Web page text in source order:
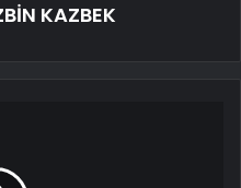
KAZBEK